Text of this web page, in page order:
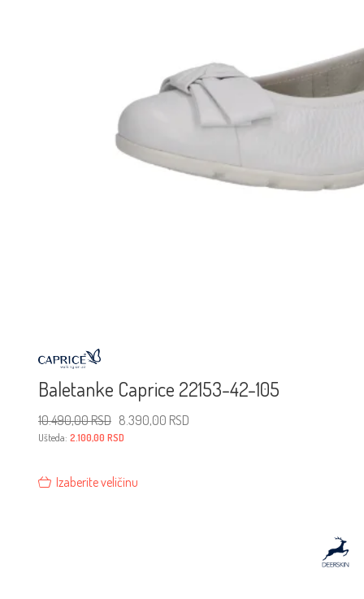
Baletanke Caprice 22153-42-105
10.490,00RSD Originalna
cena
je
bila:
10.490,00 RSD.
8.390,00 RSD
Ušteda: 2.100,00 RSD
Izaberite veličinu